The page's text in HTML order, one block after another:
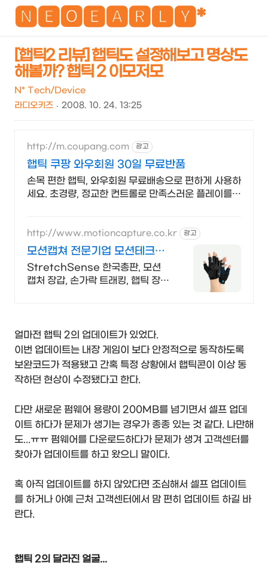
🅽🅴🅾🅴🅰🆁🅻🆈*
[햅틱2 리뷰] 햅틱도 설정해보고 명상도
해볼까? 햅틱 2 이모저모
N* Tech/Device
라디오키즈
2008. 10. 24. 13:25
http://m.coupang.com 광고
햅틱 쿠팡 와우회원 30일 무료반품
손목 편한 햅틱, 와우회원 무료배송으로 편하게 사용하
세요. 초경량, 정교한 컨트롤로 만족스러운 플레이를
http://www.motioncapture.co.kr 광고
모션캡쳐 전문기업 모션테크놀
로지
StretchSense 한국총판, 모션
캡처 장갑, 손가락 트래킹, 햅틱 장갑
얼마전 햅틱 2의 업데이트가 있었다.
이번 업데이트는 내장 게임이 보다 안정적으로 동작하도록
보완코드가 적용됐고 간혹 특정 상황에서 햅틱콘이 이상 동
작하던 현상이 수정됐다고 한다.
다만 새로운 펌웨어 용량이 200MB를 넘기면서 셀프 업데
이트 하다가 문제가 생기는 경우가 종종 있는 것 같다. 나만해
도...ㅠㅠ 펌웨어를 다운로드하다가 문제가 생겨 고객센터를
찾아가 업데이트를 하고 왔으니 말이다.
혹 아직 업데이트를 하지 않았다면 조심해서 셀프 업데이트
를 하거나 아예 근처 고객센터에서 맘 편히 업데이트 하길 바
란다.
햅틱 2의 달라진 얼굴...